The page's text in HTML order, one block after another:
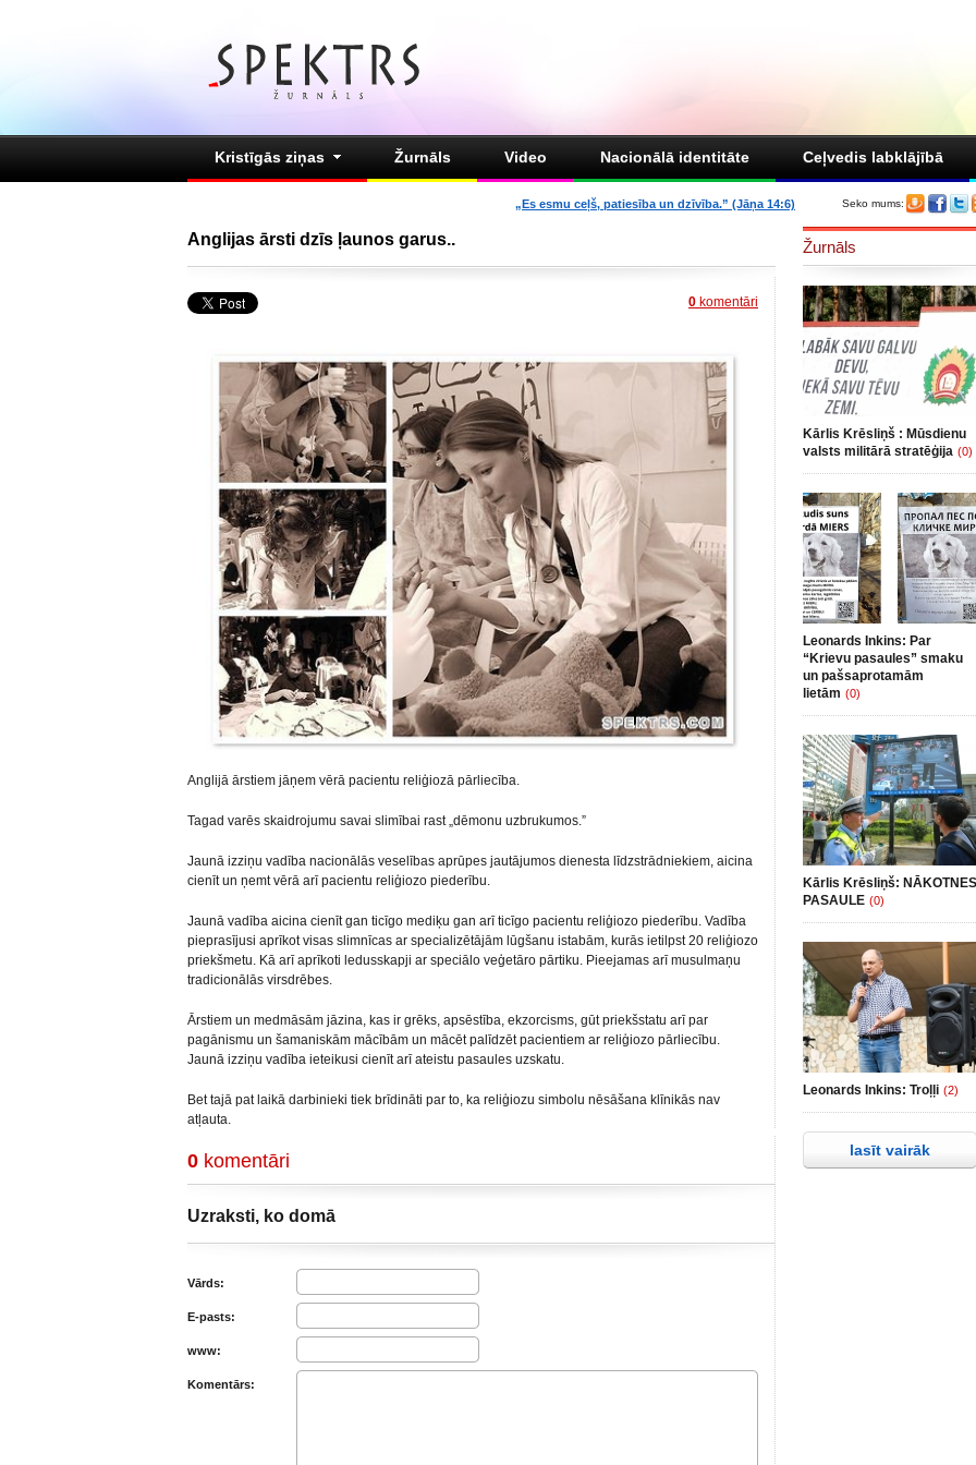
Kristīgās ziņas Žurnāls Video Nacionālā identitāte Ceļvedis labklājībā
Seko mums:
„Es esmu ceļš, patiesība un dzīvība.” (Jāņa 14:6)
Anglijas ārsti dzīs ļaunos garus..
0 komentāri
Anglijā ārstiem jāņem vērā pacientu reliģiozā pārliecība.
Tagad varēs skaidrojumu savai slimībai rast „dēmonu uzbrukumos.”
Jaunā izziņu vadība nacionālās veselības aprūpes jautājumos dienesta līdzstrādniekiem, aicina
cienīt un ņemt vērā arī pacientu reliģiozo piederību.
Jaunā vadība aicina cienīt gan ticīgo mediķu gan arī ticīgo pacientu reliģiozo piederību. Vadība
pieprasījusi aprīkot visas slimnīcas ar specializētājām lūgšanu istabām, kurās ietilpst 20 reliģiozo
priekšmetu. Kā arī aprīkoti ledusskapji ar speciālo veģetāro pārtiku. Pieejamas arī musulmaņu
tradicionālās virsdrēbes.
Ārstiem un medmāsām jāzina, kas ir grēks, apsēstība, ekzorcisms, gūt priekšstatu arī par
pagānismu un šamaniskām mācībām un mācēt palīdzēt pacientiem ar reliģiozo pārliecību.
Jaunā izziņu vadība ieteikusi cienīt arī ateistu pasaules uzskatu.
Bet tajā pat laikā darbinieki tiek brīdināti par to, ka reliģiozu simbolu nēsāšana klīnikās nav
atļauta.
0 komentāri
Uzraksti, ko domā
Vārds:
E-pasts:
www:
Komentārs:
Žurnāls
Kārlis Krēsliņš : Mūsdienu
valsts militārā stratēģija (0)
Leonards Inkins: Par
“Krievu pasaules” smaku
un pašsaprotamām
lietām (0)
Kārlis Krēsliņš: NĀKOTNES
PASAULE (0)
Leonards Inkins: Troļļi (2)
lasīt vairāk